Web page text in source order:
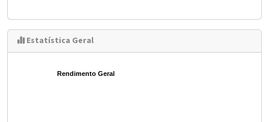
Estatística Geral
Rendimento Geral